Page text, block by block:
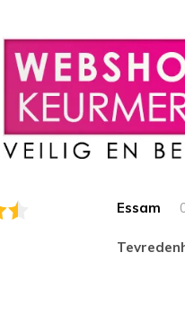
Essam